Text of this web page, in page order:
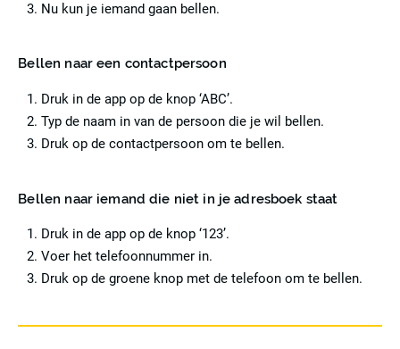
Nu kun je iemand gaan bellen.
Bellen naar een contactpersoon
Druk in de app op de knop ‘ABC’.
Typ de naam in van de persoon die je wil bellen.
Druk op de contactpersoon om te bellen.
Bellen naar iemand die niet in je adresboek staat
Druk in de app op de knop ‘123’.
Voer het telefoonnummer in.
Druk op de groene knop met de telefoon om te bellen.